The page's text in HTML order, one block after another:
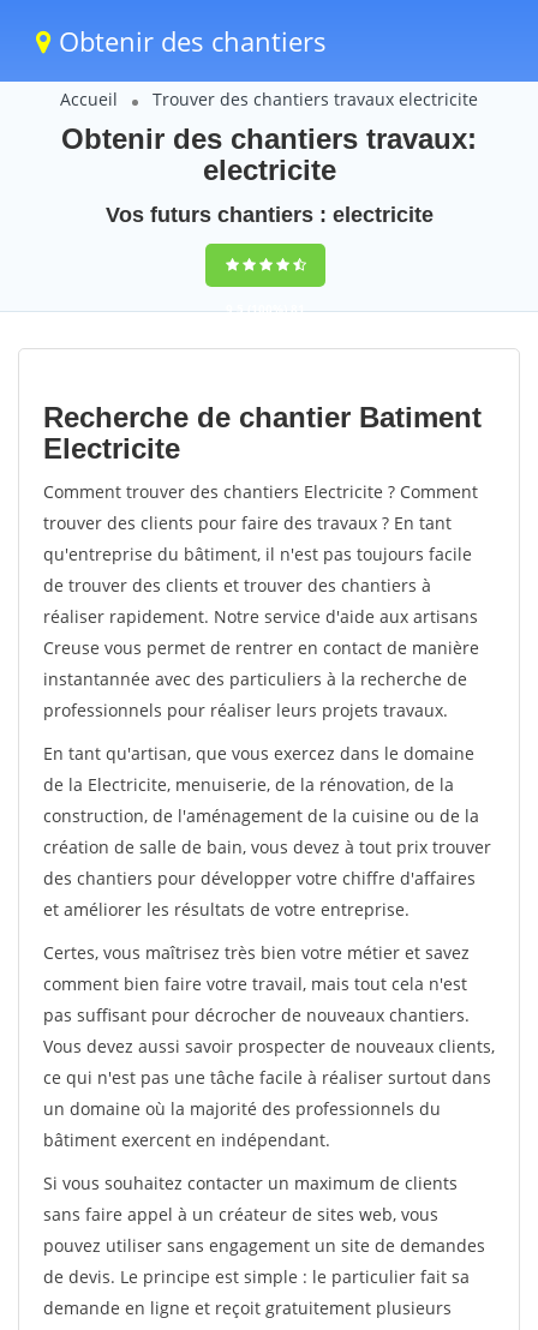
Obtenir des chantiers
Accueil Trouver des chantiers travaux electricite
Obtenir des chantiers travaux:
electricite
Vos futurs chantiers : electricite
9,5(100%)81
votes
Recherche de chantier Batiment
Electricite
Comment trouver des chantiers Electricite ? Comment
trouver des clients pour faire des travaux ? En tant
qu'entreprise du bâtiment, il n'est pas toujours facile
de trouver des clients et trouver des chantiers à
réaliser rapidement. Notre service d'aide aux artisans
Creuse vous permet de rentrer en contact de manière
instantannée avec des particuliers à la recherche de
professionnels pour réaliser leurs projets travaux.
En tant qu'artisan, que vous exercez dans le domaine
de la Electricite, menuiserie, de la rénovation, de la
construction, de l'aménagement de la cuisine ou de la
création de salle de bain, vous devez à tout prix trouver
des chantiers pour développer votre chiffre d'affaires
et améliorer les résultats de votre entreprise.
Certes, vous maîtrisez très bien votre métier et savez
comment bien faire votre travail, mais tout cela n'est
pas suffisant pour décrocher de nouveaux chantiers.
Vous devez aussi savoir prospecter de nouveaux clients,
ce qui n'est pas une tâche facile à réaliser surtout dans
un domaine où la majorité des professionnels du
bâtiment exercent en indépendant.
Si vous souhaitez contacter un maximum de clients
sans faire appel à un créateur de sites web, vous
pouvez utiliser sans engagement un site de demandes
de devis. Le principe est simple : le particulier fait sa
demande en ligne et reçoit gratuitement plusieurs